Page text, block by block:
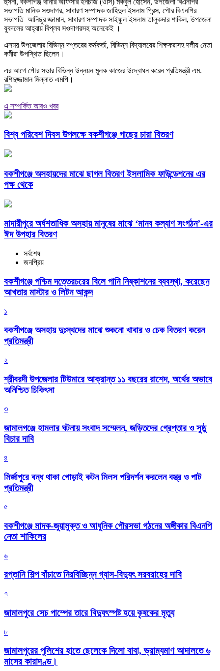
সভাপতি মানিক সওদাগর, সাধারণ সম্পাদক জাহিদুল ইসলাম প্রিন্স, পৌর বিএনপির
সভাপতি আনিছুর জ্জামান, সাধারণ সম্পাদক সাইফুল ইসলাম তালুকদার শাকিল, উপজেলা
যুবদলের আহ্বায় বিপ্লব সওদাগরসহ অনেকেই ।
এসময় উপজেলার বিভিন্ন দপ্তরের কর্মকর্তা, বিভিন্ন বিদ্যালয়ের শিক্ষকরাসহ দলীয় নেতা
কর্মীরা উপস্থিত ছিলেন।
এর আগে পৌর সভার বিভিন্ন উন্নয়ন মূলক কাজের উদ্বোধন করেন প্রতিমন্ত্রী এম.
রশিদুজ্জামান মিল্লাত এমপি।
এ সম্পর্কিত আরও খবর
বিশ্ব পরিবেশ দিবস উপলক্ষে বকশীগঞ্জে গাছের চারা বিতরণ
বকশীগঞ্জে অসহায়দের মাঝে ছাগল বিতরণ ইসলামিক ফাউন্ডেশনের এর
পক্ষ থেকে
মাদারীপুরে অর্ধশতাধিক অসহায় মানুষের মাঝে ‘মানব কল্যাণ সংগঠন’-এর
ঈদ উপহার বিতরণ
সর্বশেষ
জনপ্রিয়
বকশীগঞ্জে পশ্চিম দত্তেরচরের বিলে পানি নিষ্কাশনের ব্যবস্থা, করেছেন
আখতার মাস্টার ও লিটন আকন্দ
১
বকশীগঞ্জে অসহায় দুঃস্থদের মাঝে শুকনো খাবার ও চেক বিতরণ করেন
প্রতিমন্ত্রী
২
শ্রীবরদী উপজেলার টিউমারে আক্রান্ত ১১ বছরের রাশেদ, অর্থের অভাবে
অনিশ্চিত চিকিৎসা
৩
জামালগঞ্জে হামলার ঘটনায় সংবাদ সম্মেলন, জড়িতদের গ্রেপ্তার ও সুষ্ঠু
বিচার দাবি
৪
মির্জাপুরে বন্ধ থাকা গোড়াই কটন মিলস পরিদর্শন করলেন বস্ত্র ও পাট
প্রতিমন্ত্রী
৫
বকশীগঞ্জে মাদক-জুয়ামুক্ত ও আধুনিক পৌরসভা গঠনের অঙ্গীকার বিএনপি
নেতা শাকিলের
৬
রপ্তানি শিল্প বাঁচাতে নিরবিচ্ছিন্ন গ্যাস-বিদ্যুৎ সরবরাহের দাবি
৭
জামালপুরে সেচ পাম্পের তারে বিদ্যুৎস্পষ্ট হয়ে কৃষকের মৃত্যু
৮
জামালপুরের পুলিশের হাতে ছেলেকে দিলো বাবা, ভ্রাম্যমাণ আদালতে ৬
মাসের কারাদণ্ড।